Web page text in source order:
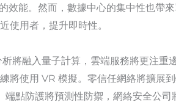
效能。然而，數據中心的集中性也帶
使用者，提升即時性。
將融入量子計算，雲端服務將更注
將使用 VR 模擬。零信任網絡將擴展
端點防護將預測性防禦，網絡安全公